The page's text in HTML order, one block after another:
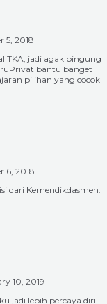
5, 2018
TKA, jadi agak bingung
bantu banget
pilihan yang cocok
6, 2018
dari Kemendikdasmen.
10, 2019
jadi lebih percaya diri.